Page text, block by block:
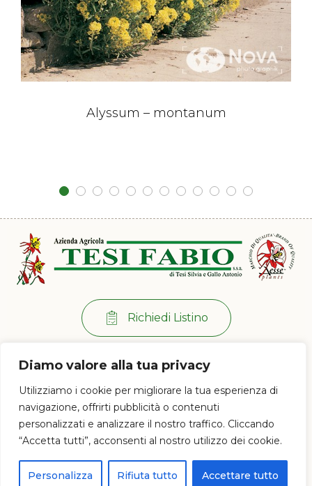
Diamo valore alla tua privacy
Utilizziamo i cookie per migliorare la tua esperienza di
navigazione, offrirti pubblicità o contenuti
personalizzati e analizzare il nostro traffico. Cliccando
“Accetta tutti”, acconsenti al nostro utilizzo dei cookie.
Personalizza Rifiuta tutto Accettare tutto
Alyssum – montanum
Richiedi Listino
Per info:
+39 0573 38 20 77
Via di Ramini, 129/D - 51030 Pistoia (PT)
Lun - Ven: 8:00 / 12:00 - 13:30 / 17:00
© 2023 Az. Agricola Tesi Fabio s.s.a. di Tesi Silvia e Gallo Antonio - P.IVA e
CF 01628120477
Proudly powered byPC Web Agency